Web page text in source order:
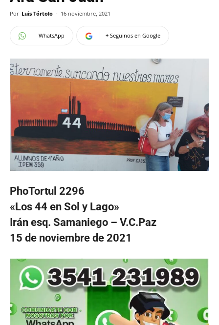
Por Luis Tórtolo - 16 noviembre, 2021
WhatsApp + Seguinos en Google
PhoTortul 2296
«Los 44 en Sol y Lago»
Irán esq. Samaniego – V.C.Paz
15 de noviembre de 2021